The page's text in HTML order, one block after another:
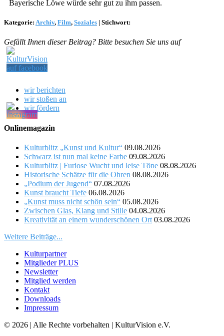
Bayerische Löwe würde sehr gut zu ihm passen.
Kategorie: Archiv, Film, Soziales | Stichwort:
Gefällt Ihnen dieser Beitrag? Bitte besuchen Sie uns auf
wir berichten
wir stoßen an
wir fördern
Onlinemagazin
Kulturblitz „Kunst und Kultur“ 09.08.2026
Schwarz ist nun mal keine Farbe 09.08.2026
Kulturblitz | Furiose Wucht und leise Töne 08.08.2026
Historische Schätze für die Ohren 08.08.2026
„Podium der Jugend“ 07.08.2026
Kunst braucht Tiefe 06.08.2026
„Kunst muss nicht schön sein“ 05.08.2026
Zwischen Glas, Klang und Stille 04.08.2026
Kreativität an einem wunderschönen Ort 03.08.2026
Weitere Beiträge...
Kulturpartner
Mitglieder PLUS
Newsletter
Mitglied werden
Kontakt
Downloads
Impressum
© 2026 | Alle Rechte vorbehalten | KulturVision e.V.